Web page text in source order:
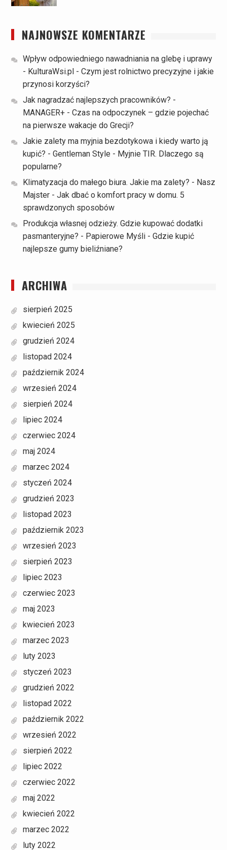
NAJNOWSZE KOMENTARZE
Wpływ odpowiedniego nawadniania na glebę i uprawy
- KulturaWsi.pl - Czym jest rolnictwo precyzyjne i jakie
przynosi korzyści?
Jak nagradzać najlepszych pracowników? -
MANAGER+- Czas na odpoczynek – gdzie pojechać
na pierwsze wakacje do Grecji?
Jakie zalety ma myjnia bezdotykowa i kiedy warto ją
kupić? - Gentleman Style - Myjnie TIR. Dlaczego są
popularne?
Klimatyzacja do małego biura. Jakie ma zalety? - Nasz
Majster- Jak dbać o komfort pracy w domu. 5
sprawdzonych sposobów
Produkcja własnej odzieży. Gdzie kupować dodatki
pasmanteryjne? - Papierowe Myśli- Gdzie kupić
najlepsze gumy bieliźniane?
ARCHIWA
sierpień 2025
kwiecień 2025
grudzień 2024
listopad 2024
październik 2024
wrzesień 2024
sierpień 2024
lipiec 2024
czerwiec 2024
maj 2024
marzec 2024
styczeń 2024
grudzień 2023
listopad 2023
październik 2023
wrzesień 2023
sierpień 2023
lipiec 2023
czerwiec 2023
maj 2023
kwiecień 2023
marzec 2023
luty 2023
styczeń 2023
grudzień 2022
listopad 2022
październik 2022
wrzesień 2022
sierpień 2022
lipiec 2022
czerwiec 2022
maj 2022
kwiecień 2022
marzec 2022
luty 2022